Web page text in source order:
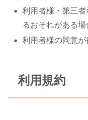
利用者様・第三
るおそれがある場
利用者様の同意
利用規約